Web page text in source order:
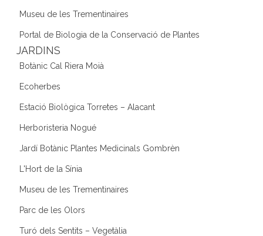
Museu de les Trementinaires
Portal de Biologia de la Conservació de Plantes
JARDINS
Botànic Cal Riera Moià
Ecoherbes
Estació Biològica Torretes – Alacant
Herboristeria Nogué
Jardí Botànic Plantes Medicinals Gombrèn
L'Hort de la Sínia
Museu de les Trementinaires
Parc de les Olors
Turó dels Sentits – Vegetàlia